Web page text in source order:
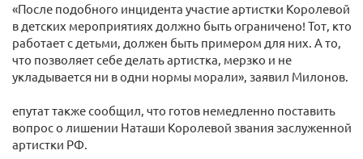
«После подобного инцидента участие артистки Королевой
в детских мероприятиях должно быть ограничено! Тот, кто
работает с детьми, должен быть примером для них. А то,
что позволяет себе делать артистка, мерзко и не
укладывается ни в одни нормы морали», заявил Милонов.
епутат также сообщил, что готов немедленно поставить
вопрос о лишении Наташи Королевой звания заслуженной
артистки РФ.